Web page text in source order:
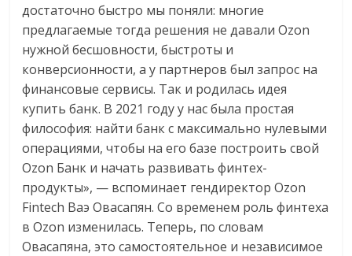
достаточно быстро мы поняли: многие
предлагаемые тогда решения не давали Ozon
нужной бесшовности, быстроты и
конверсионности, а у партнеров был запрос на
финансовые сервисы. Так и родилась идея
купить банк. В 2021 году у нас была простая
философия: найти банк с максимально нулевыми
операциями, чтобы на его базе построить свой
Ozon Банк и начать развивать финтех-
продукты», — вспоминает гендиректор Ozon
Fintech Ваэ Овасапян. Со временем роль финтеха
в Ozon изменилась. Теперь, по словам
Овасапяна, это самостоятельное и независимое